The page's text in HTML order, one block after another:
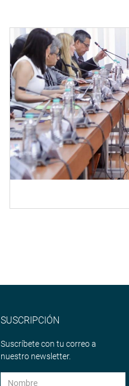
SUSCRIPCIÓN
Suscríbete con tu correo a
nuestro newsletter.